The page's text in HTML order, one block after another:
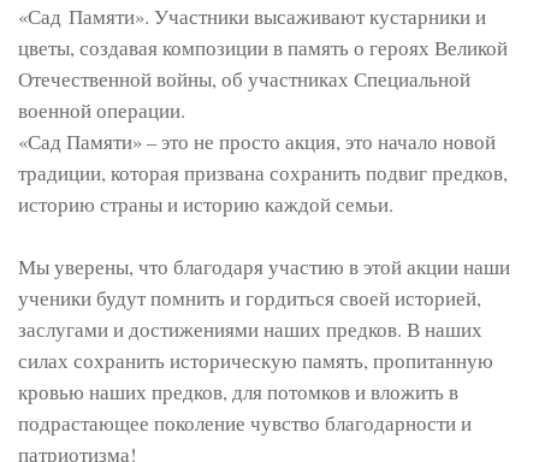
«Сад Памяти». Участники высаживают кустарники и
цветы, создавая композиции в память о героях Великой
Отечественной войны, об участниках Специальной
военной операции.
«Сад Памяти» – это не просто акция, это начало новой
традиции, которая призвана сохранить подвиг предков,
историю страны и историю каждой семьи.
Мы уверены, что благодаря участию в этой акции наши
ученики будут помнить и гордиться своей историей,
заслугами и достижениями наших предков. В наших
силах сохранить историческую память, пропитанную
кровью наших предков, для потомков и вложить в
подрастающее поколение чувство благодарности и
патриотизма!